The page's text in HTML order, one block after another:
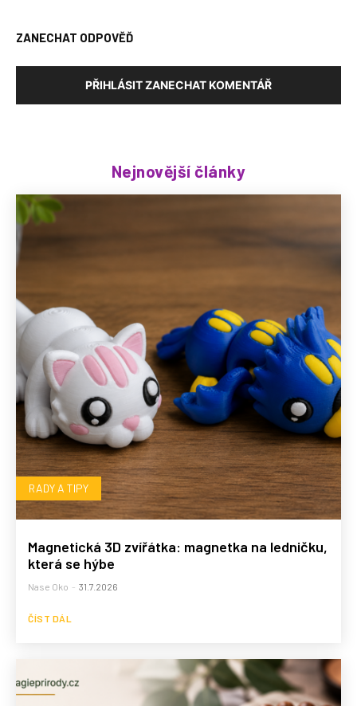
ZANECHAT ODPOVĚĎ
PŘIHLÁSIT ZANECHAT KOMENTÁŘ
Nejnovější články
RADY A TIPY
Magnetická 3D zvířátka: magnetka na ledničku,
která se hýbe
Nase Oko - 31.7.2026
ČÍST DÁL